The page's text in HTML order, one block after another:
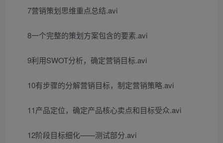
7营销策划思维重点总结.avi
8一个完整的策划方案包含的要素.avi
9利用SWOT分析，确定营销目标.avi
10有步骤的分解营销目标，制定营销策略.avi
11产品定位，确定产品核心卖点和目标受众.avi
12阶段目标细化——测试部分.avi